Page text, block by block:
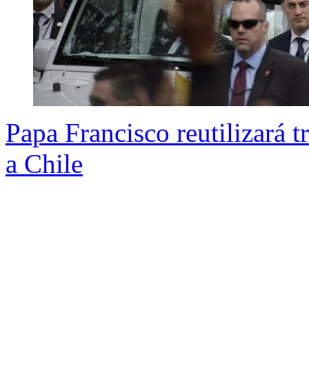
Papa Francisco reutilizará
a Chile